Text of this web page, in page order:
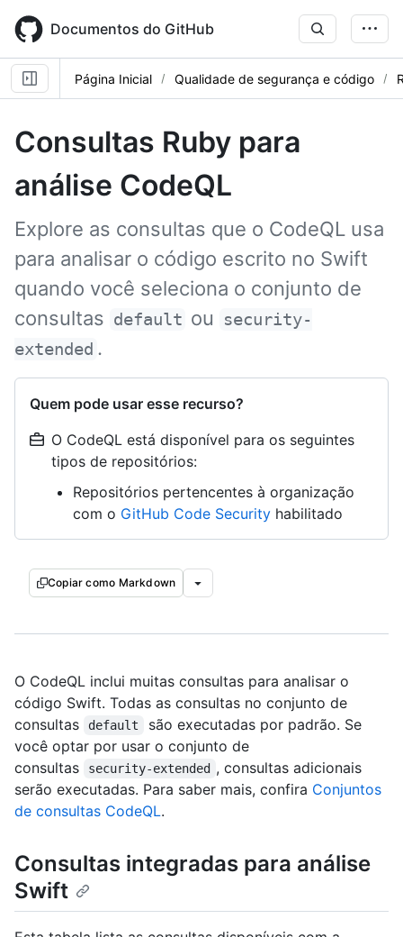
main
content
Documentos do GitHub
Página Inicial Qualidade de segurança e código
Consultas Ruby para
análise CodeQL
Explore as consultas que o CodeQL usa
para analisar o código escrito no Swift
quando você seleciona o conjunto de
consultas default ou
security-
extended .
Quem pode usar esse recurso?
O CodeQL está disponível para os seguintes
tipos de repositórios:
Repositórios pertencentes à organização
com o GitHub Code Security habilitado
Copiar como Markdown
O CodeQL inclui muitas consultas para analisar o
código Swift. Todas as consultas no conjunto de
consultas
default
são executadas por padrão. Se
você optar por usar o conjunto de
consultas
security-extended , consultas adicionais
serão executadas. Para saber mais, confira Conjuntos
de consultas CodeQL.
Consultas integradas para análise
Swift